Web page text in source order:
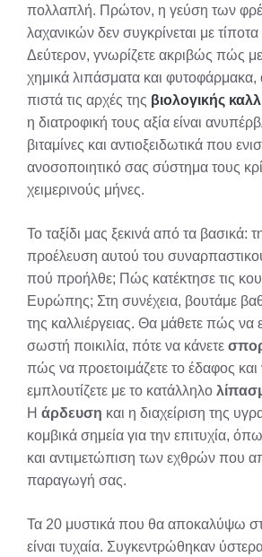
πολλαπλή. Πρώτον, η γεύση των
λαχανικών δεν συγκρίνεται με
Δεύτερον, γνωρίζετε ακριβώς πώς
χημικά λιπάσματα και
πιστά τις αρχές της βιολογικής
η διατροφική τους αξία είναι
βιταμίνες και αντιοξειδωτικά που
ανοσοποιητικό σας σύστημα τους
χειμερινούς μήνες.
Το ταξίδι μας ξεκινά από τα βασικά:
προέλευση αυτού του
πού προήλθε; Πώς κατέκτησε τις
Ευρώπης; Στη συνέχεια, βουτάμε
της καλλιέργειας. Θα μάθετε πώς να
σωστή ποικιλία, πότε να κάνετε
πώς να προετοιμάζετε το έδαφος και
εμπλουτίζετε με το κατάλληλο
Η άρδευση και η διαχείριση της
κομβικά σημεία για την επιτυχία,
και αντιμετώπιση των εχθρών που
παραγωγή σας.
Τα 20 μυστικά που θα αποκαλύψω
είναι τυχαία. Συγκεντρώθηκαν